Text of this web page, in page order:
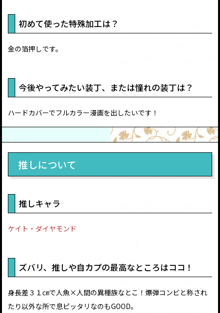
初めて使った特殊加工は？
金の箔押しです。
今後やってみたい装丁、または憧れの装丁は？
ハードカバーでフルカラー漫画を出したいです！
推しについて
推しキャラ
ケイト・ダイヤモンド
ズバリ、推しや自カプの最高なところはココ！
身長差３１㎝で人魚×人間の異種族なとこ！爆弾コンビと称され
たり以外な所で息ピッタリなのもGOOD。